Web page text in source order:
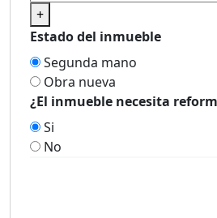
+
Estado del inmueble
Segunda mano
Obra nueva
¿El inmueble necesita
Si
No